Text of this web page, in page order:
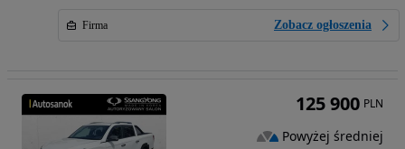
Firma Zobacz ogłoszenia
125 900 PLN
Powyżej średniej